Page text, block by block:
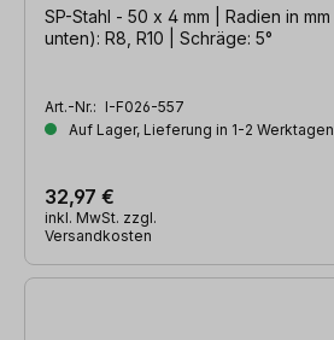
SP-Stahl - 50 x 4 mm | Radien in mm (von oben nach
unten): R8, R10 | Schräge: 5°
Art.-Nr.: I-F026-557
Auf Lager, Lieferung in 1-2 Werktagen
32,97 €
inkl. MwSt. zzgl.
Versandkosten